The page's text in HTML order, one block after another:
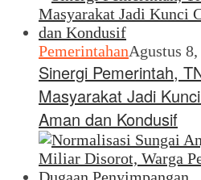
PemerintahanAgustus
Sinergi Pemerintah,
Masyarakat Jadi
Aman dan Kondusif